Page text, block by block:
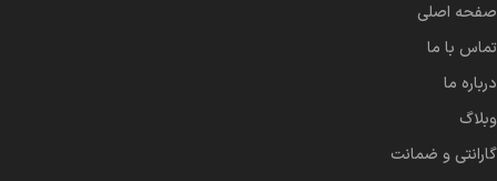
صفحه اصلی
تماس با ما
درباره ما
وبلاگ
گارانتی و ضمانت